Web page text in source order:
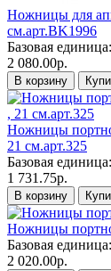
Ножницы для
см.арт.BK1996
Базовая единица:
2 080.00р.
В корзину
Ножницы
21 см.арт.325
Базовая единица:
1 731.75р.
В корзину
Ножницы
Базовая единица:
2 020.00р.